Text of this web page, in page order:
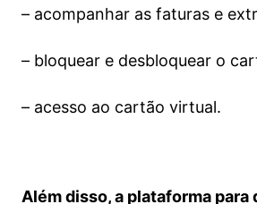
– acompanhar as faturas e
– bloquear e desbloquear o
– acesso ao cartão virtual.
Além disso, a plataforma